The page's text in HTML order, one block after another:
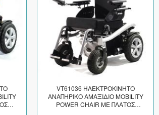
VT61036 ΗΛΕΚΤΡΟΚΙΝΗΤΟ
ΑΝΑΠΗΡΙΚΟ ΑΜΑΞΙΔΙΟ MOBILITY
POWER CHAIR ΜΕ ΠΛΑΤΟΣ